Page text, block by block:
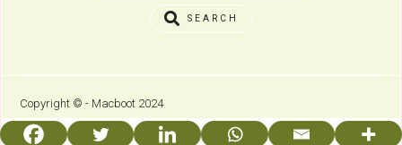
SEARCH
Copyright © - Macboot 2024